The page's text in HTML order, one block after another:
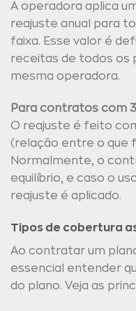
A operadora aplica
reajuste anual para
faixa. Esse valor é
receitas de todos os
mesma operadora.
Para contratos com
O reajuste é feito
(relação entre o que
Normalmente, o
equilíbrio, e caso o
reajuste é aplicado.
Tipos de cobertura
Ao contratar um
essencial entender
do plano. Veja as